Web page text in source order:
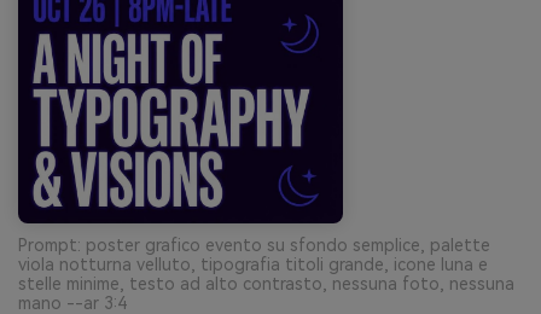
Prompt: poster grafico evento su sfondo semplice, palette
viola notturna velluto, tipografia titoli grande, icone luna e
stelle minime, testo ad alto contrasto, nessuna foto, nessuna
mano --ar 3:4